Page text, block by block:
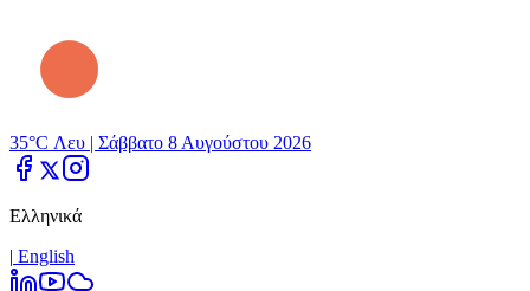
35°C Λευ | Σάββατο 8 Αυγούστου 2026
Ελληνικά
| Εnglish